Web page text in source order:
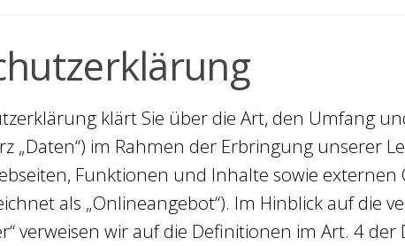
klärt Sie über die Art, den Umfang
„Daten“) im Rahmen der Erbringung unserer
Funktionen und Inhalte sowie externen
als „Onlineangebot“). Im Hinblick auf die
verweisen wir auf die Definitionen im Art. 4